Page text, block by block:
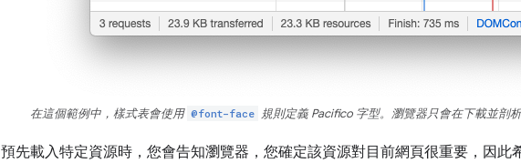
在這個範例中，樣式表會使用 @font-face 規則定義 Pacifico 字型。瀏覽器只會在下載並剖
預先載入特定資源時，您會告知瀏覽器，您確定該資源對目前網頁很重要，因此